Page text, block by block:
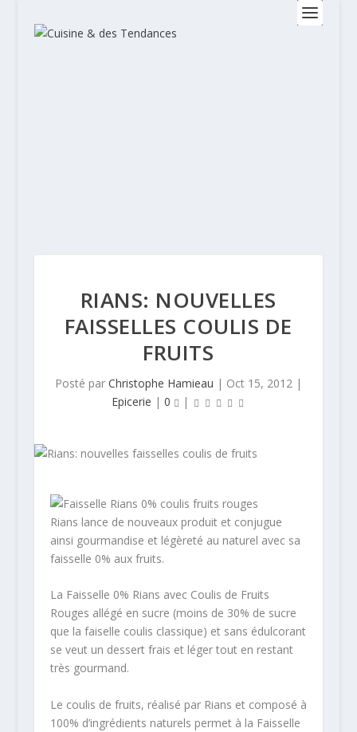
RIANS: NOUVELLES
FAISSELLES COULIS DE
FRUITS
Posté par Christophe Hamieau | Oct 15, 2012|
Epicerie |0 |
Rians lance de nouveaux produit et conjugue
ainsi gourmandise et légèreté au naturel avec sa
faisselle 0% aux fruits.
La Faisselle 0% Rians avec Coulis de Fruits
Rouges allégé en sucre (moins de 30% de sucre
que la faiselle coulis classique) et sans édulcorant
se veut un dessert frais et léger tout en restant
très gourmand.
Le coulis de fruits, réalisé par Rians et composé à
100% d’ingrédients naturels permet à la Faisselle